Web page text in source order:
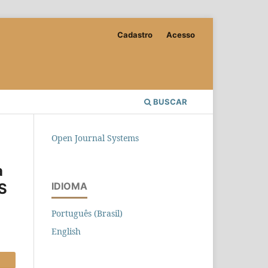
BUSCAR
Cadastro Acesso
Open Journal Systems
IDIOMA
Português (Brasil)
English